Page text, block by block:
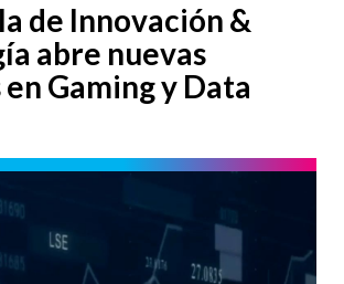
de Innovación &
abre nuevas
Gaming y Data